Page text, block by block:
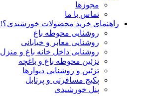
مجوزها
تماس با ما
راهنمای خرید محصولات خورشیدی؟!
روشنایی محوطه باغ
روشنایی معابر و خیابانی
روشنایی داخل خانه باغ و منزل
تزئین محوطه باغ و باغچه
تزئین و روشنایی دیوارها
پکیج مسافرتی و پرتابل
پنل خورشیدی